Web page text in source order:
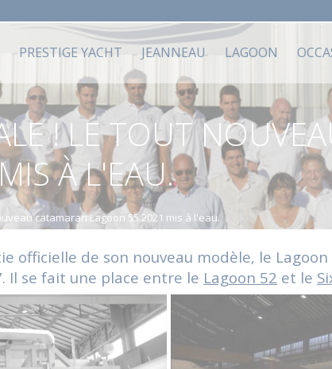
PRESTIGE YACHT JEANNEAU LAGOON
! LE TOUT
À L'EAU.
catamaran Lagoon 55 2021 mis à l'eau.
officielle de son nouveau modèle, le Lagoon
Il se fait une place entre le Lagoon 52 et le